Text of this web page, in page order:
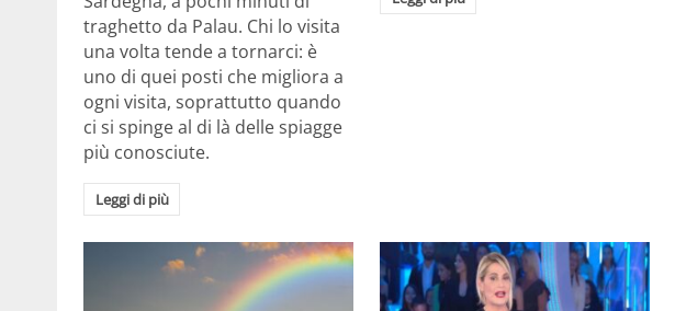
traghetto da Palau. Chi lo visita
una volta tende a tornarci: è
uno di quei posti che migliora a
ogni visita, soprattutto quando
ci si spinge al di là delle spiagge
più conosciute.
Leggi di più